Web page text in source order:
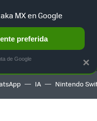
AUTO TERRITORIO
IA Nintendo
×
MX en Google
preferida
de Google